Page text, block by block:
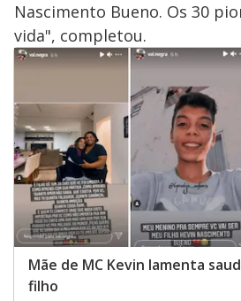
Nascimento Bueno. Os 30
vida", completou.
Mãe de MC Kevin lamenta
filho